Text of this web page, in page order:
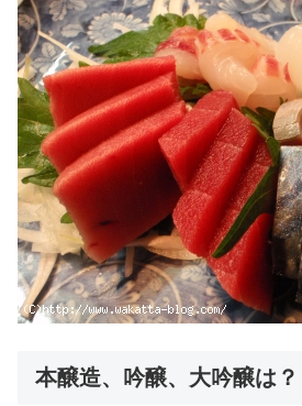
本醸造、吟醸、大吟醸は？